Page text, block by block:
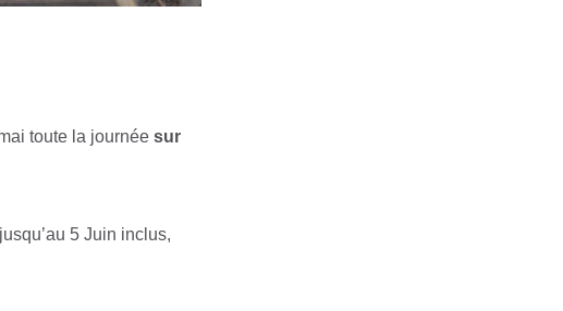
toute la journée sur
5 Juin inclus,